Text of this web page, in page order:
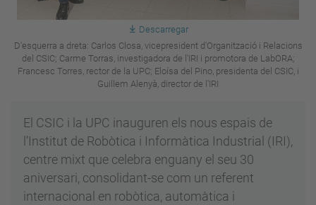
Descarregar
D'esquerra a dreta: Carlos Closa, vicepresident d'Organització i Relacions
del CSIC; Carme Torras, investigadora de l'IRI i promotora de LabORA;
Francesc Torres, rector de la UPC; Eloísa del Pino, presidenta del CSIC, i
Guillem Alenyà, director de l'IRI
El CSIC i la UPC inauguren els nous espais de
l’Institut de Robòtica i Informàtica Industrial (IRI),
centre mixt que celebra enguany el seu 30
aniversari, consolidant-se com un referent
internacional en robòtica, automàtica i